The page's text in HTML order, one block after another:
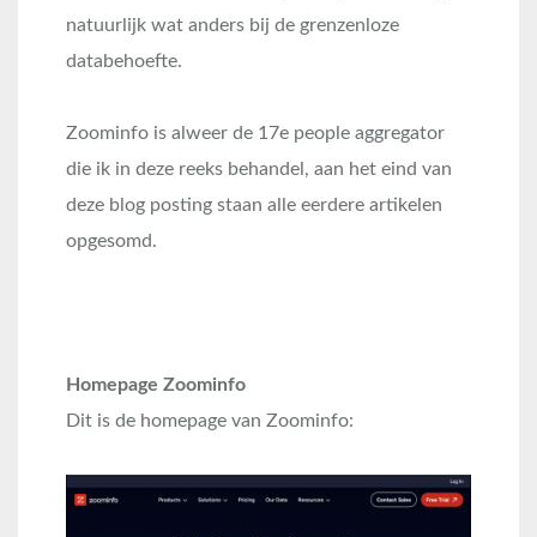
natuurlijk wat anders bij de grenzenloze
databehoefte.
Zoominfo is alweer de 17e people aggregator
die ik in deze reeks behandel, aan het eind van
deze blog posting staan alle eerdere artikelen
opgesomd.
Homepage Zoominfo
Dit is de homepage van Zoominfo: